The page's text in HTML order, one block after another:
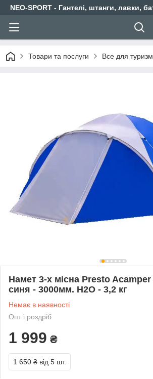
NEO-SPORT - Гантелі, штанги, лавки,
Товари та послуги Все для
Намет 3-х місна Presto Acamper
синя - 3000мм. Н2О - 3,2 кг
Немає в наявності
Опт і роздріб
1 999 ₴
1 650 ₴ від 5 шт.